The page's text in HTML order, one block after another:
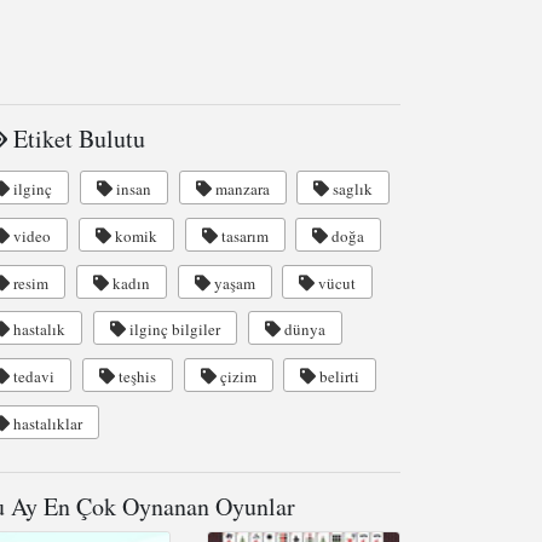
Etiket Bulutu
ilginç insan manzara saglık
video komik tasarım doğa
resim kadın yaşam vücut
hastalık ilginç bilgiler dünya
tedavi teşhis çizim belirti
hastalıklar
Ay En Çok Oynanan Oyunlar